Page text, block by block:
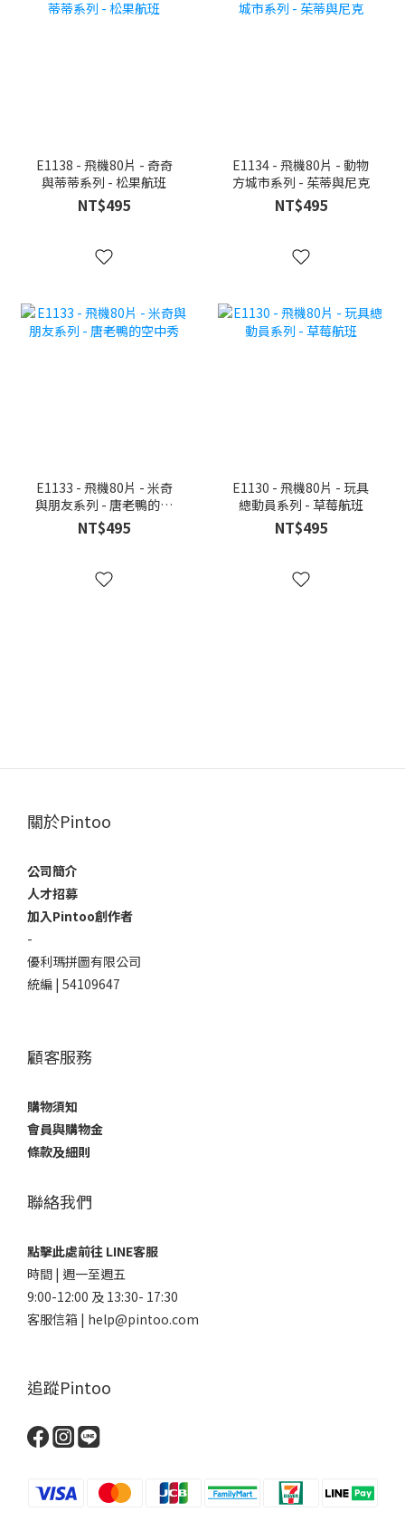
E1138 - 飛機80片 - 奇奇
與蒂蒂系列 - 松果航班
NT$495
E1134 - 飛機80片 - 動物
方城市系列 - 茱蒂與尼克
NT$495
E1133 - 飛機80片 - 米奇
與朋友系列 - 唐老鴨的空
中秀
NT$495
E1130 - 飛機80片 - 玩具
總動員系列 - 草莓航班
NT$495
關於Pintoo
公司簡介
人才招募
加入Pintoo創作者
-
優利瑪拼圖有限公司
統編 | 54109647
顧客服務
購物須知
會員與購物金
條款及細則
聯絡我們
點擊此處前往 LINE客服
時間 | 週一至週五
9:00-12:00 及 13:30- 17:30
客服信箱 | help@pintoo.com
追蹤Pintoo